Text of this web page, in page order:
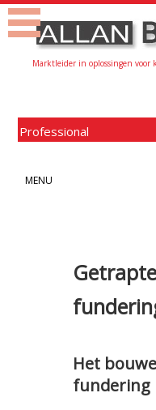
Marktleider in oplossingen voor
Professional
MENU
Getrapte
Het
fundering